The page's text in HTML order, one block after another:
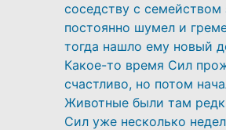
соседству с семейством
постоянно шумел и
тогда нашло ему новый
Какое-то время Сил
счастливо, но потом
Животные были там
Сил уже несколько